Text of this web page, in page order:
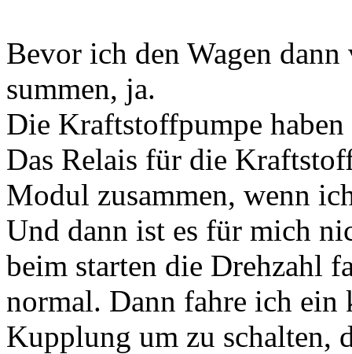
Bevor ich den Wagen
summen, ja.
Die Kraftstoffpumpe
Das Relais für die
Modul zusammen, wenn
Und dann ist es für mich
beim starten die Drehzahl
normal. Dann fahre ich ein
Kupplung um zu schalten,